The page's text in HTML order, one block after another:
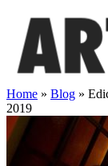
contenido
Home » Blog »
2019